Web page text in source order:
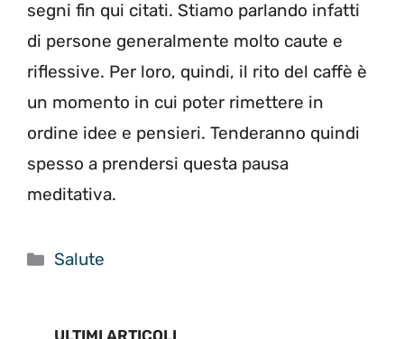
segni fin qui citati. Stiamo parlando infatti
di persone generalmente molto caute e
riflessive. Per loro, quindi, il rito del caffè è
un momento in cui poter rimettere in
ordine idee e pensieri. Tenderanno quindi
spesso a prendersi questa pausa
meditativa.
Categorie
Salute